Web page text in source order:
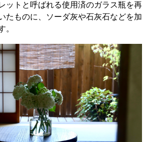
ットと呼ばれる使用済のガラス瓶を再
たものに、ソーダ灰や石灰石などを加
。